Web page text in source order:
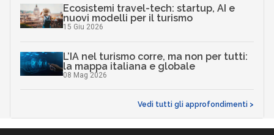
Ecosistemi travel-tech: startup, AI e
nuovi modelli per il turismo
15 Giu 2026
L’IA nel turismo corre, ma non per tutti:
la mappa italiana e globale
08 Mag 2026
Vedi tutti gli approfondimenti >